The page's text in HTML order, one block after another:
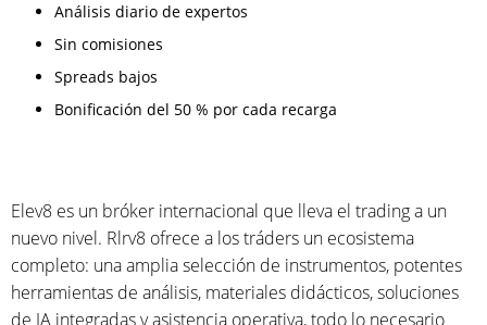
Análisis diario de expertos
Sin comisiones
Spreads bajos
Bonificación del 50 % por cada recarga
Elev8 es un bróker internacional que lleva el trading a un
nuevo nivel. Rlrv8 ofrece a los tráders un ecosistema
completo: una amplia selección de instrumentos, potentes
herramientas de análisis, materiales didácticos, soluciones
de IA integradas y asistencia operativa, todo lo necesario